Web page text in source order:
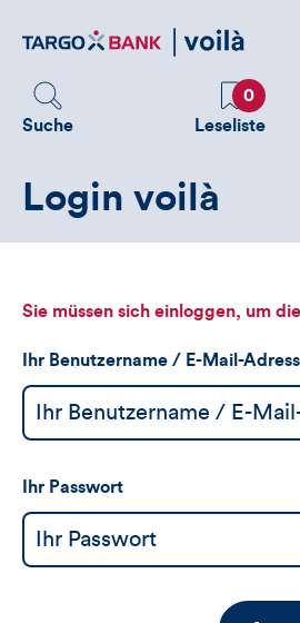
zum
Suche
Favoriten
0
Leseliste
Login voilà
Sie müssen sich einloggen, um
Ihr Benutzername / E-Mail-
Ihr Passwort